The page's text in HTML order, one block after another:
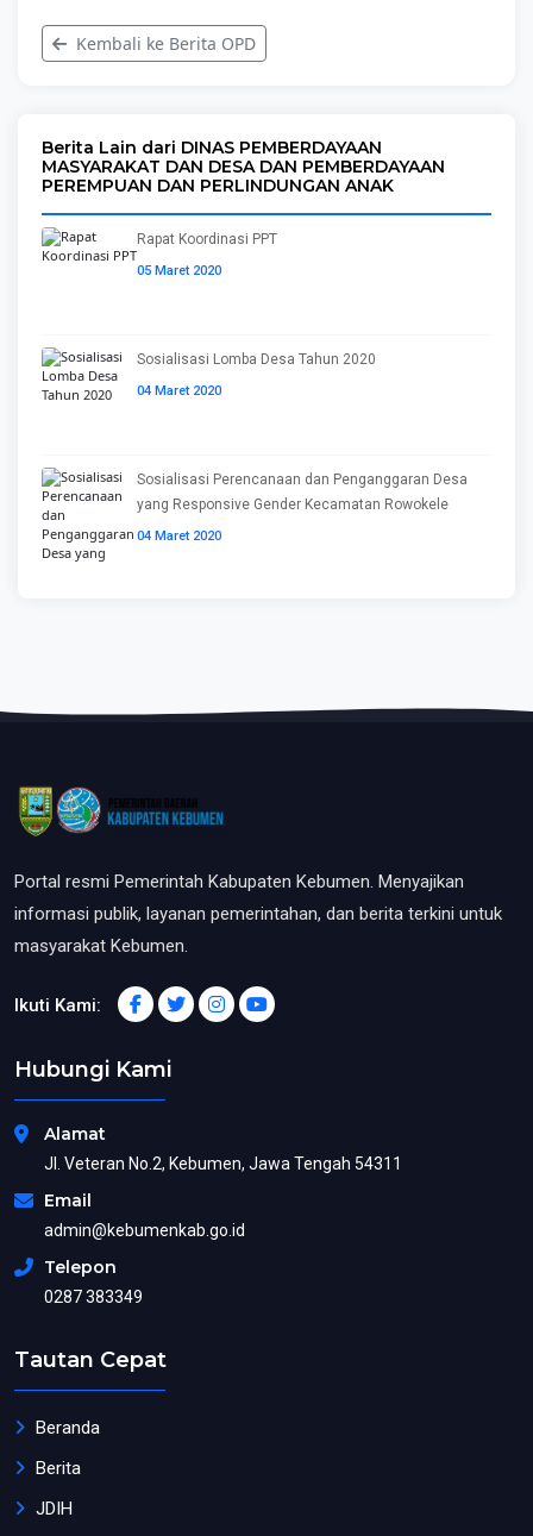
Kembali ke Berita OPD
Berita Lain dari DINAS PEMBERDAYAAN
MASYARAKAT DAN DESA DAN PEMBERDAYAAN
PEREMPUAN DAN PERLINDUNGAN ANAK
Rapat Koordinasi PPT
05 Maret 2020
Sosialisasi Lomba Desa Tahun 2020
04 Maret 2020
Sosialisasi Perencanaan dan Penganggaran Desa
yang Responsive Gender Kecamatan Rowokele
04 Maret 2020
Portal resmi Pemerintah Kabupaten Kebumen. Menyajikan
informasi publik, layanan pemerintahan, dan berita terkini untuk
masyarakat Kebumen.
Ikuti Kami:
Hubungi Kami
Alamat
Jl. Veteran No.2, Kebumen, Jawa Tengah 54311
Email
admin@kebumenkab.go.id
Telepon
0287 383349
Tautan Cepat
Beranda
Berita
JDIH